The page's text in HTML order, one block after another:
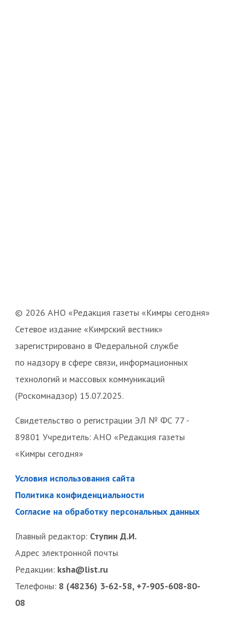
© 2026 АНО «Редакция газеты «Кимры сегодня»
Сетевое издание «Кимрский вестник»
зарегистрировано в Федеральной службе
по надзору в сфере связи, информационных
технологий и массовых коммуникаций
(Роскомнадзор) 15.07.2025.
Свидетельство о регистрации ЭЛ № ФС 77 -
89801 Учредитель: АНО «Редакция газеты
«Кимры сегодня»
Условия использования сайта
Политика конфиденциальности
Согласие на обработку персональных данных
Главный редактор: Ступин Д.И.
Адрес электронной почты
Редакции: ksha@list.ru
Телефоны: 8 (48236) 3-62-58, +7-905-608-80-
08